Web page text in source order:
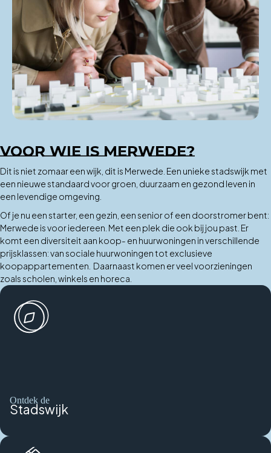
VOOR WIE IS MERWEDE?
Dit is niet zomaar een wijk, dit is Merwede. Een unieke stadswijk met
een nieuwe standaard voor groen, duurzaam en gezond leven in
een levendige omgeving.
Of je nu een starter, een gezin, een senior of een doorstromer bent:
Merwede is voor iedereen. Met een plek die ook bij jou past. Er
komt een diversiteit aan koop- en huurwoningen in verschillende
prijsklassen: van sociale huurwoningen tot exclusieve
koopappartementen. Daarnaast komen er veel voorzieningen
zoals scholen, winkels en horeca.
Ontdek de
Stadswijk